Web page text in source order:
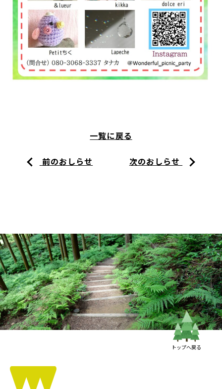
前のおしらせ
一覧に戻る
次のおしらせ
トップへ戻る